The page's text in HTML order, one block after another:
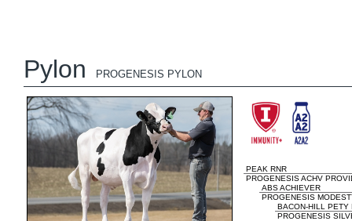
Pylon PROGENESIS PYLON
PEAK RNR
PROGENESIS ACHV
ABS ACHIEVER
PROGENESIS
BACON-HILL PETY
PROGENESIS